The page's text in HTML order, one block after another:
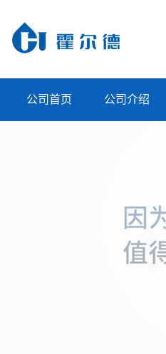
公司首页 公司介绍